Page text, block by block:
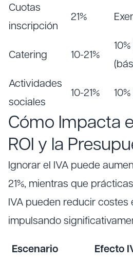
Cuotas
inscripción
21%
Catering 10-21%
Actividades
sociales
10-21%
Cómo Impacta
ROI y la
Ignorar el IVA puede
21%, mientras que
IVA pueden reducir costes
impulsando
Escenario Efecto